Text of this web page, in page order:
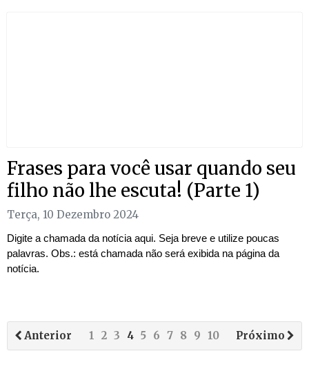
Frases para você usar quando seu
filho não lhe escuta! (Parte 1)
Terça, 10 Dezembro 2024
Digite a chamada da notícia aqui. Seja breve e utilize poucas
palavras. Obs.: está chamada não será exibida na página da
notícia.
Anterior Próximo
1 2 3 4 5 6 7 8 9 10